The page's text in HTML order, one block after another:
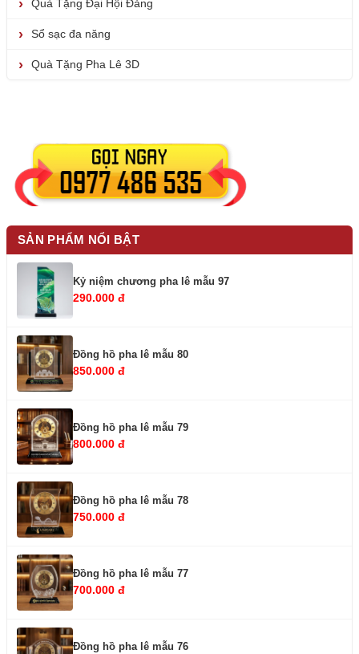
Quà Tặng Đại Hội Đảng
Sổ sạc đa năng
Quà Tặng Pha Lê 3D
SẢN PHẨM NỔI BẬT
Kỷ niệm chương pha lê mẫu 97
290.000 đ
Đồng hồ pha lê mẫu 80
850.000 đ
Đồng hồ pha lê mẫu 79
800.000 đ
Đồng hồ pha lê mẫu 78
750.000 đ
Đồng hồ pha lê mẫu 77
700.000 đ
Đồng hồ pha lê mẫu 76